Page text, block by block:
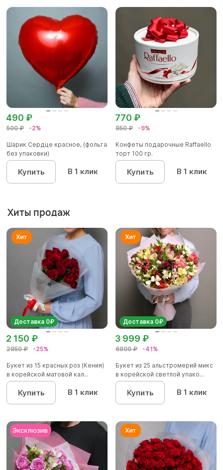
500 ₽ -2%
490 ₽
Шарик Сердце красное, (фольга
без упаковки)
Купить В 1 клик
850 ₽ -9%
770 ₽
Конфеты подарочные Raffaello
торт 100 гр.
Купить В 1 клик
Хиты продаж
Доставка 0₽
2850 ₽ -25%
2 150 ₽
Букет из 15 красных роз (Кения)
в корейской матовой кал...
Купить В 1 клик
Доставка 0₽
6800 ₽ -41%
3 999 ₽
Букет из 25 альстромерий микс
в корейской светлой упако...
Купить В 1 клик